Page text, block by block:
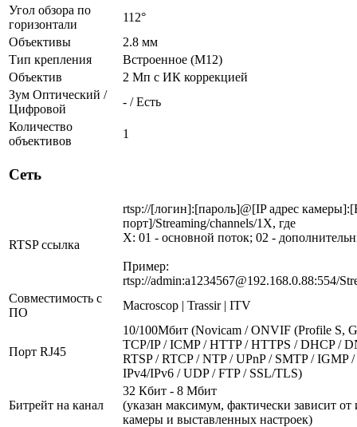
Угол обзора по
горизонтали
112°
Объективы
2.8 мм
Тип крепления
Встроенное (М12)
Объектив
2 Мп c ИК коррекцией
Зум Оптический /
Цифровой
- / Есть
Количество
объективов
1
Сеть
RTSP ссылка
rtsp://[логин]:[пароль]@[IP адрес
порт]/Streaming/channels/1X, где
X: 01 - основной поток; 02 -
Пример:
rtsp://admin:a1234567@192.168.0.88:554/
Совместимость с
ПО
Macroscop | Trassir | ITV
Порт RJ45
10/100Мбит (Novicam / ONVIF (Profile S,
TCP/IP / ICMP / HTTP / HTTPS / DHCP /
RTSP / RTCP / NTP / UPnP / SMTP / IGMP
IPv4/IPv6 / UDP / FTP / SSL/TLS)
Битрейт на канал
32 Кбит - 8 Мбит
(указан максимум, фактически зависит от
камеры и выставленных настроек)